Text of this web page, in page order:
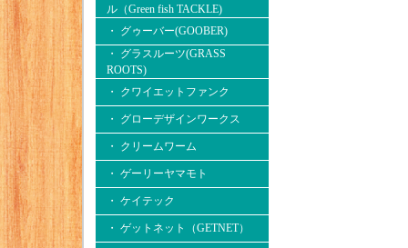
ル（Green fish TACKLE)
・ グゥーバー(GOOBER)
・ グラスルーツ(GRASS
ROOTS)
・ クワイエットファンク
・ グローデザインワークス
・ クリームワーム
・ ゲーリーヤマモト
・ ケイテック
・ ゲットネット（GETNET）